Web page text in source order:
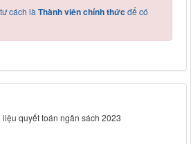
cách là Thành viên chính thứcđể có
quyết toán ngân sách 2023